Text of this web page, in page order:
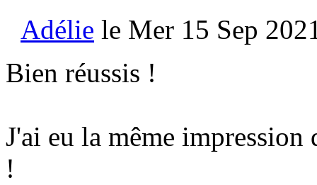
Adélie le Mer 15 Sep
Bien réussis !
J'ai eu la même
!